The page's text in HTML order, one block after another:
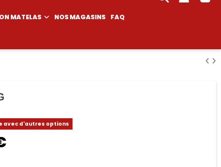
MATELAS NOS MAGASINS FAQ
avec d'autres options